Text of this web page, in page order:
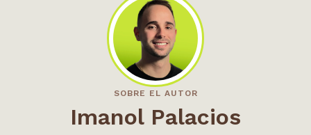
SOBRE EL AUTOR
Imanol Palacios